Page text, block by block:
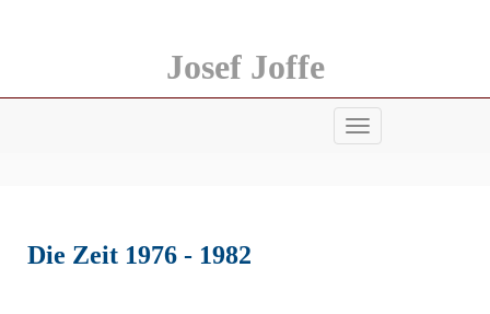
Josef Joffe
Menü
anzeigen
Die Zeit 1976 - 1982